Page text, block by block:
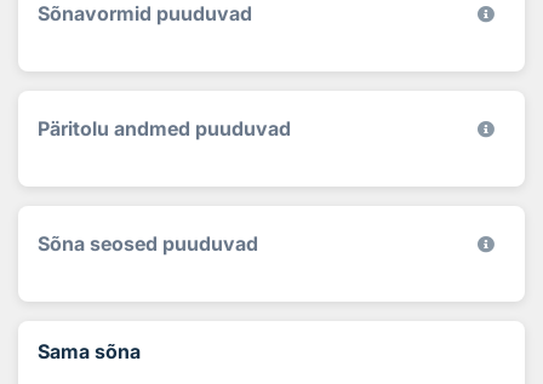
Sõnavormid puuduvad
Päritolu andmed puuduvad
Sõna seosed puuduvad
Sama sõna